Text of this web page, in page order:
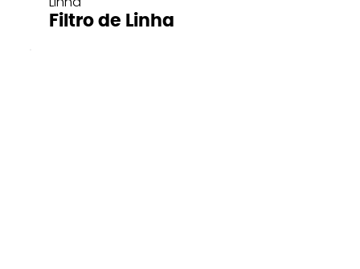
Filtro de Linha